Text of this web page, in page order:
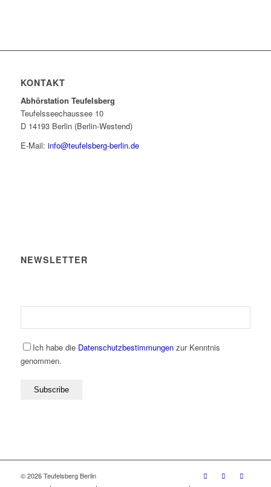
KONTAKT
Abhörstation Teufelsberg
Teufelsseechaussee 10
D 14193 Berlin (Berlin-Westend)
E-Mail: info@teufelsberg-berlin.de
NEWSLETTER
Ich habe die Datenschutzbestimmungenzur Kenntnis
genommen.
© 2026 Teufelsberg Berlin